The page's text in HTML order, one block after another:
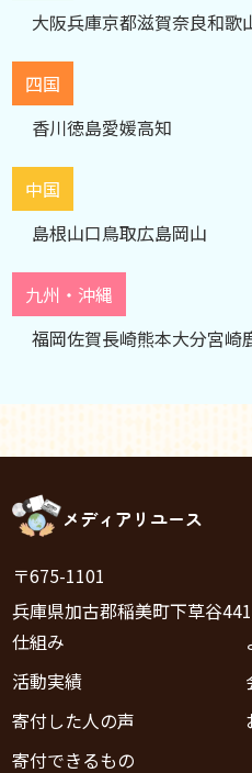
大阪兵庫京都滋賀奈良和歌
四国
香川徳島愛媛高知
中国
島根山口鳥取広島岡山
九州・沖縄
福岡佐賀長崎熊本大分宮崎
メディアリユース
〒675-1101
兵庫県加古郡稲美町下草谷
仕組み
活動実績
寄付した人の声
寄付できるもの